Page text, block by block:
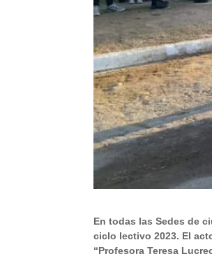
En todas las Sedes de
ciclo lectivo 2023. El
“Profesora Teresa